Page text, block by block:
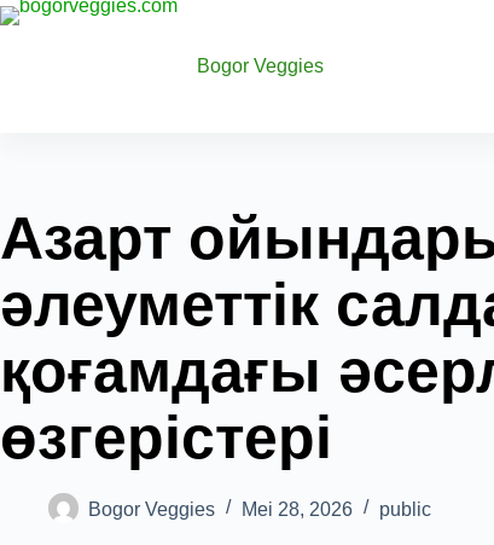
Bogor Veggies
Азарт
әлеуметтік
қоғамдағы
өзгерістері
Bogor Veggies Mei 28, 2026 public